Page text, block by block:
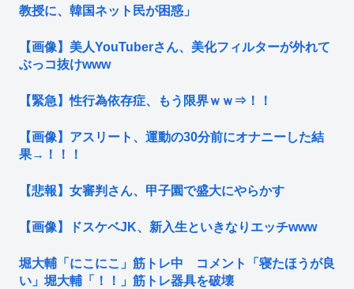
教授に、韓国ネット民が困惑」
【画像】美人YouTuberさん、美化フィルターが外れて
ぶっコ抜けwww
【緊急】性行為依存症、もう限界ｗｗ⇒！！
【画像】アスリート、運動の30分前にオナニーした結
果→！！！
【悲報】女審判さん、甲子園で盛大にやらかす
【画像】ドスケベJK、新入生といきなりエッチwww
堀大輔「にこにこ」筋トレ中 コメント「寝たほうが良
い」堀大輔「！！」筋トレ器具を破壊